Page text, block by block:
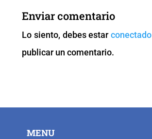
b
o
o
k
A
p
p k
er
Enviar comentario
Lo siento, debes estarconectado
publicar un comentario.
MENU